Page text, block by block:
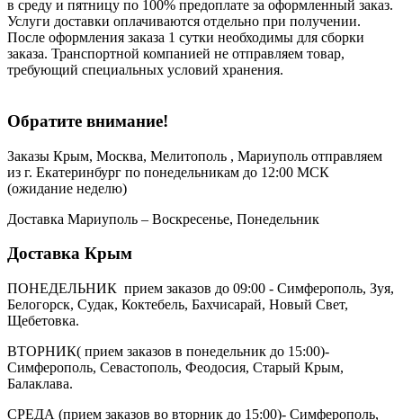
в среду и пятницу по 100% предоплате за оформленный заказ.
Услуги доставки оплачиваются отдельно при получении.
После оформления заказа 1 сутки необходимы для сборки
заказа. Транспортной компанией не отправляем товар,
требующий специальных условий хранения.
Обратите внимание!
Заказы Крым, Москва, Мелитополь , Мариуполь отправляем
из г. Екатеринбург по понедельникам до 12:00 МСК
(ожидание неделю)
Доставка Мариуполь – Воскресенье, Понедельник
Доставка Крым
ПОНЕДЕЛЬНИК прием заказов до 09:00 - Симферополь, Зуя,
Белогорск, Судак, Коктебель, Бахчисарай, Новый Свет,
Щебетовка.
ВТОРНИК( прием заказов в понедельник до 15:00)-
Симферополь, Севастополь, Феодосия, Старый Крым,
Балаклава.
СРЕДА (прием заказов во вторник до 15:00)- Симферополь,